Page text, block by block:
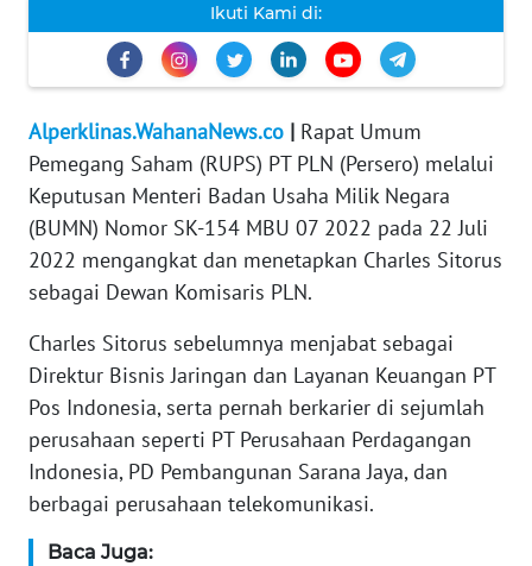
Ikuti Kami di:
Alperklinas.WahanaNews.co | Rapat Umum
Pemegang Saham (RUPS) PT PLN (Persero) melalui
Keputusan Menteri Badan Usaha Milik Negara
(BUMN) Nomor SK-154 MBU 07 2022 pada 22 Juli
2022 mengangkat dan menetapkan Charles Sitorus
sebagai Dewan Komisaris PLN.
Charles Sitorus sebelumnya menjabat sebagai
Direktur Bisnis Jaringan dan Layanan Keuangan PT
Pos Indonesia, serta pernah berkarier di sejumlah
perusahaan seperti PT Perusahaan Perdagangan
Indonesia, PD Pembangunan Sarana Jaya, dan
berbagai perusahaan telekomunikasi.
Baca Juga:
DISCLAIMER
Wahana
News
Regional
WN
SUMUT
WN
WN
JABAR
WN
WN